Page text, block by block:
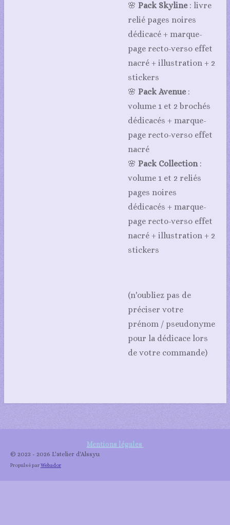
🌸 Pack Skyline: livre
relié pages noires
dédicacé + marque-
page recto-verso effet
nacré + illustration + 2
stickers
🌸 Pack Avenue:
volume 1 et 2 brochés
dédicacés + marque-
page recto-verso effet
nacré
🌸 Pack Collection:
volume 1 et 2 reliés
pages noires
dédicacés + marque-
page recto-verso effet
nacré + illustration + 2
stickers
(n'oubliez pas de
préciser votre
prénom / pseudonyme
pour la dédicace lors
de votre commande)
Mentions légales
© 2023 - 2026 L'atelier d'Alssyu
Propulsé parWebador